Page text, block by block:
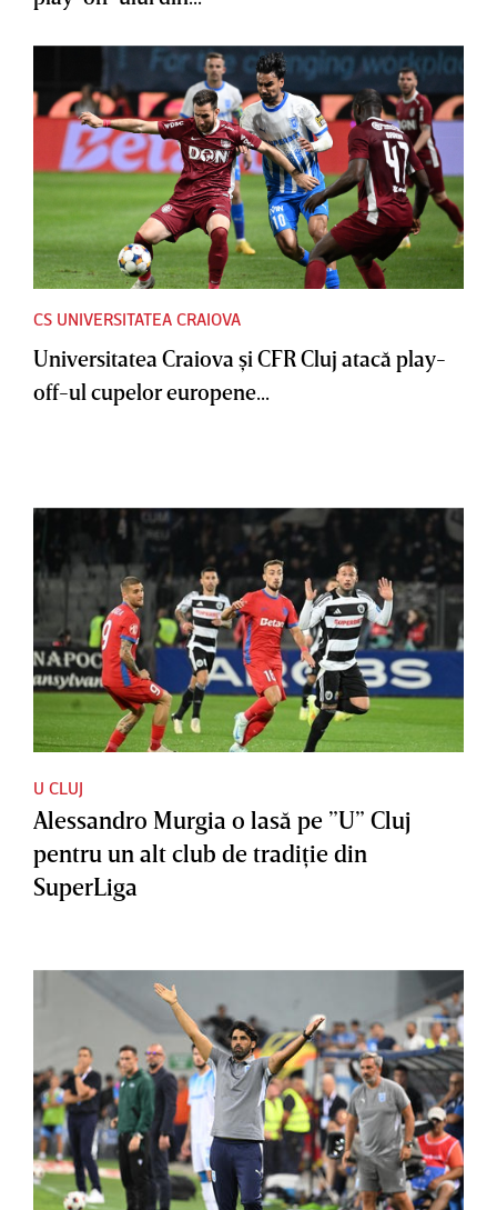
CS UNIVERSITATEA CRAIOVA
Universitatea Craiova şi CFR Cluj atacă play-
off-ul cupelor europene...
U CLUJ
Alessandro Murgia o lasă pe ”U” Cluj
pentru un alt club de tradiţie din
SuperLiga